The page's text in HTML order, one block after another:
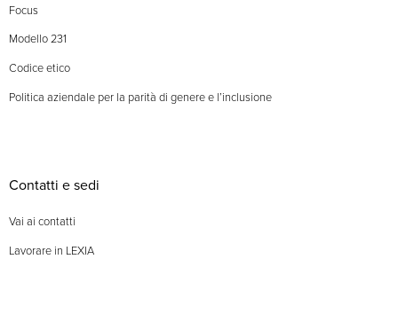
Focus
Modello 231
Codice etico
Politica aziendale per la parità di genere e l’inclusione
Contatti e sedi
Vai ai contatti
Lavorare in LEXIA